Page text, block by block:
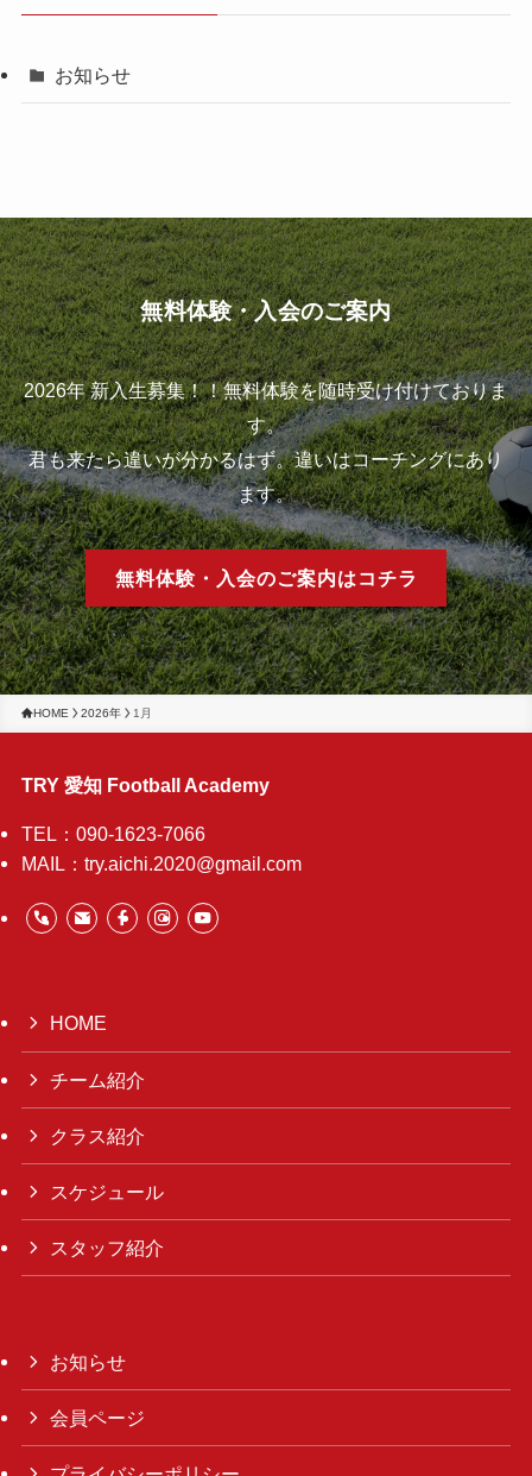
お知らせ
無料体験・入会のご案内
2026年 新入生募集！！無料体験を随時受け付けておりま
す。
君も来たら違いが分かるはず。違いはコーチングにあり
ます。
無料体験・入会のご案内はコチラ
HOME 2026年 1月
TRY 愛知 Football Academy
TEL：090-1623-7066
MAIL：try.aichi.2020@gmail.com
HOME
チーム紹介
クラス紹介
スケジュール
スタッフ紹介
お知らせ
会員ページ